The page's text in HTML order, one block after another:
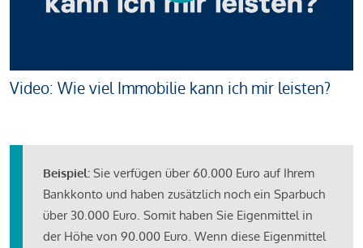
Video: Wie viel Immobilie kann ich mir leisten?
Beispiel: Sie verfügen über 60.000 Euro auf Ihrem
Bankkonto und haben zusätzlich noch ein Sparbuch
über 30.000 Euro. Somit haben Sie Eigenmittel in
der Höhe von 90.000 Euro. Wenn diese Eigenmittel